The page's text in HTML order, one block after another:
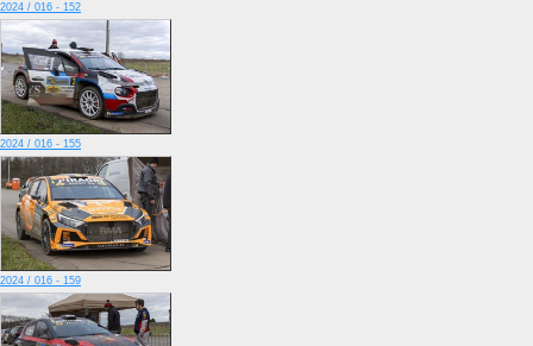
2024 / 016 - 152
2024 / 016 - 155
2024 / 016 - 159